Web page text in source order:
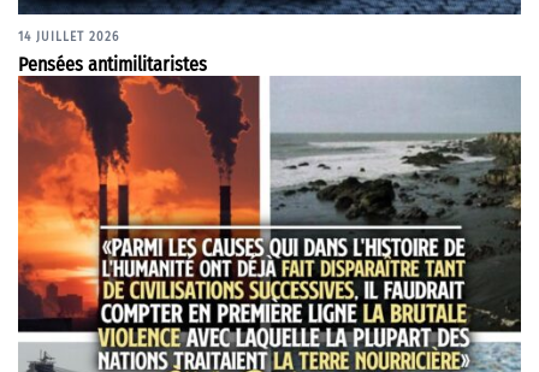
14 JUILLET 2026
Pensées antimilitaristes